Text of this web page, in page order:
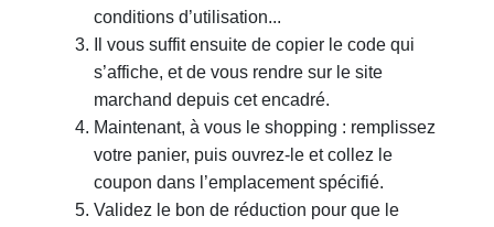
conditions d’utilisation...
Il vous suffit ensuite de copier le code qui
s’affiche, et de vous rendre sur le site
marchand depuis cet encadré.
Maintenant, à vous le shopping : remplissez
votre panier, puis ouvrez-le et collez le
coupon dans l’emplacement spécifié.
Validez le bon de réduction pour que le